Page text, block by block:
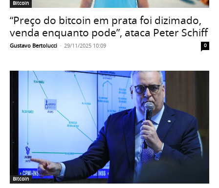
Bitcoin
“Preço do bitcoin em prata foi dizimado,
venda enquanto pode”, ataca Peter Schiff
Gustavo Bertolucci - 29/11/2025 10:09 0
Bitcoin